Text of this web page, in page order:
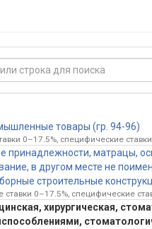
товары (гр. 94-96)
0–17.5%, специфические
принадлежности, матрацы,
в другом месте не
строительные
ставки 0–17.5%, специфические
хирургическая,